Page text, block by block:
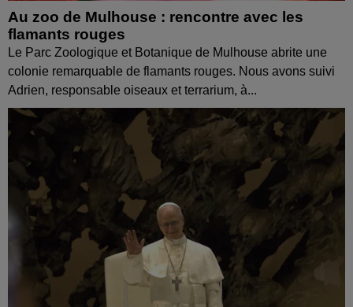
Au zoo de Mulhouse : rencontre avec les
flamants rouges
Le Parc Zoologique et Botanique de Mulhouse abrite une
colonie remarquable de flamants rouges. Nous avons suivi
Adrien, responsable oiseaux et terrarium, à...